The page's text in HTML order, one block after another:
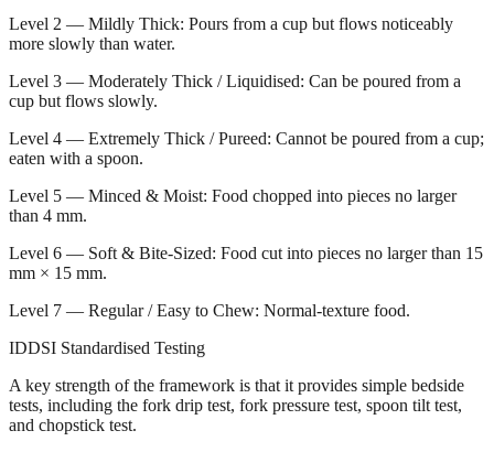
Level 2 — Mildly Thick: Pours from a cup but flows noticeably
more slowly than water.
Level 3 — Moderately Thick / Liquidised: Can be poured from a
cup but flows slowly.
Level 4 — Extremely Thick / Pureed: Cannot be poured from a cup;
eaten with a spoon.
Level 5 — Minced & Moist: Food chopped into pieces no larger
than 4 mm.
Level 6 — Soft & Bite-Sized: Food cut into pieces no larger than 15
mm × 15 mm.
Level 7 — Regular / Easy to Chew: Normal-texture food.
IDDSI Standardised Testing
A key strength of the framework is that it provides simple bedside
tests, including the fork drip test, fork pressure test, spoon tilt test,
and chopstick test.